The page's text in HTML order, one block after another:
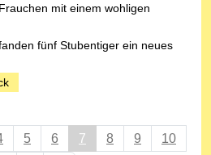
mit einem wohligen
fünf Stubentiger ein neues
5 6 7 8 9
10